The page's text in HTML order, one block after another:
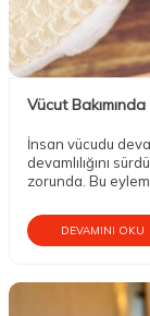
Vücut
İnsan vücudu
devamlılığını
zorunda. Bu
tazelenmesi genç
bakımında trend
DEVAMINI OKU